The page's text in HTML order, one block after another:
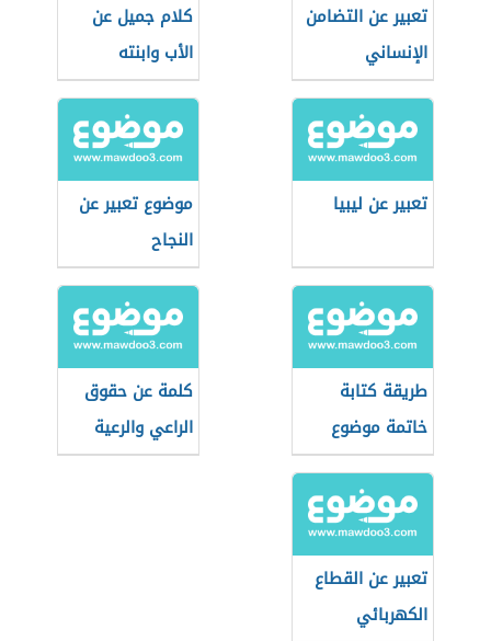
تعبير عن التضامن
الإنساني
كلام جميل عن
الأب وابنته
تعبير عن ليبيا
موضوع تعبير عن
النجاح
طريقة كتابة
خاتمة موضوع
التعبير
كلمة عن حقوق
الراعي والرعية
تعبير عن القطاع
الكهربائي